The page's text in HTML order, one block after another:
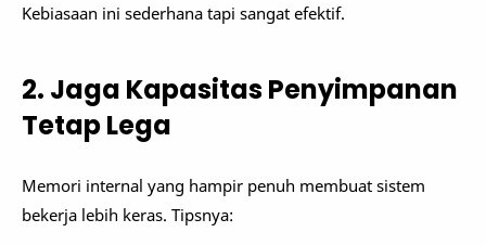
Kebiasaan ini sederhana tapi sangat efektif.
2. Jaga Kapasitas Penyimpanan
Tetap Lega
Memori internal yang hampir penuh membuat sistem
bekerja lebih keras. Tipsnya: